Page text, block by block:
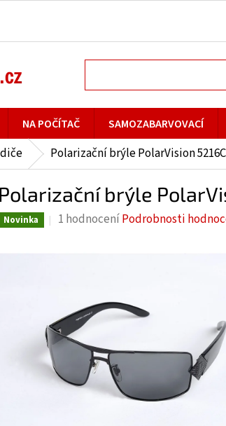
NA POČÍTAČ SAMOZABARVOVACÍ
Polarizační brýle PolarVision
Polarizační brýle
Novinka
Průměrné
5
hvězdiček.
1 hodnoceníPodrobnosti